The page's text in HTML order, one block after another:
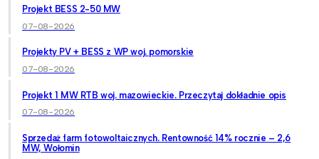
Projekt BESS 2-50 MW
07-08-2026
Projekty PV + BESS z WP woj. pomorskie
07-08-2026
Projekt 1 MW RTB woj. mazowieckie. Przeczytaj dokładnie opis
07-08-2026
Sprzedaż farm fotowoltaicznych. Rentowność 14% rocznie – 2,6
MW, Wołomin